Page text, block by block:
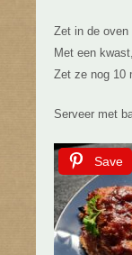
Zet in de oven
Met een
Zet ze nog 10
Serveer met
Save